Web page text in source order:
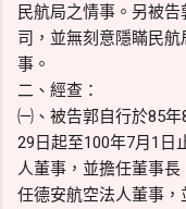
民航局之情事。另被
司，並無刻意隱瞞民
事。
二、經查：
㈠、被告郭自行於85
29日起至100年7月1日
人董事，並擔任董事
任德安航空法人董事，